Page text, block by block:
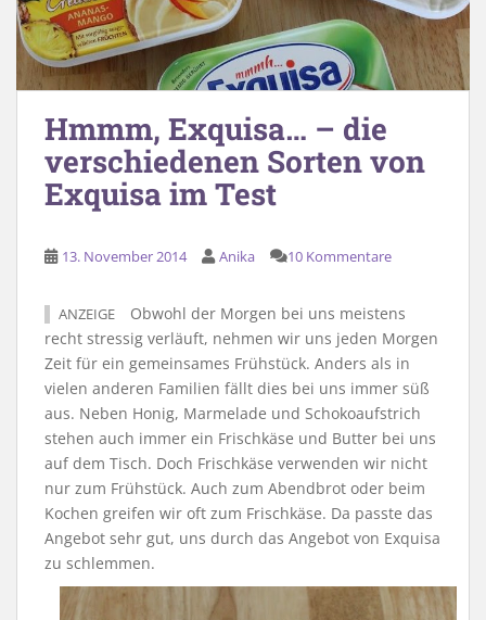
Hmmm, Exquisa… – die
verschiedenen Sorten von
Exquisa im Test
13. November 2014 Anika 10 Kommentare
ANZEIGE
Obwohl der Morgen bei uns meistens
recht stressig verläuft, nehmen wir uns jeden Morgen
Zeit für ein gemeinsames Frühstück. Anders als in
vielen anderen Familien fällt dies bei uns immer süß
aus. Neben Honig, Marmelade und Schokoaufstrich
stehen auch immer ein Frischkäse und Butter bei uns
auf dem Tisch. Doch Frischkäse verwenden wir nicht
nur zum Frühstück. Auch zum Abendbrot oder beim
Kochen greifen wir oft zum Frischkäse. Da passte das
Angebot sehr gut, uns durch das Angebot von Exquisa
zu schlemmen.